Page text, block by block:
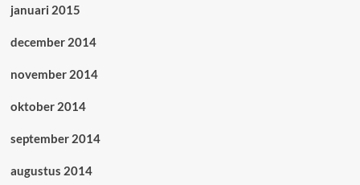
januari 2015
december 2014
november 2014
oktober 2014
september 2014
augustus 2014